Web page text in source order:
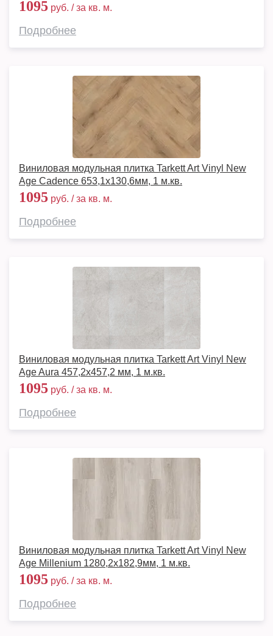
1095 руб. / за кв. м.
Подробнее
Виниловая модульная плитка Tarkett Art Vinyl New
Age Cadence 653,1х130,6мм, 1 м.кв.
1095 руб. / за кв. м.
Подробнее
Виниловая модульная плитка Tarkett Art Vinyl New
Age Aura 457,2x457,2 мм, 1 м.кв.
1095 руб. / за кв. м.
Подробнее
Виниловая модульная плитка Tarkett Art Vinyl New
Age Millenium 1280,2х182,9мм, 1 м.кв.
1095 руб. / за кв. м.
Подробнее